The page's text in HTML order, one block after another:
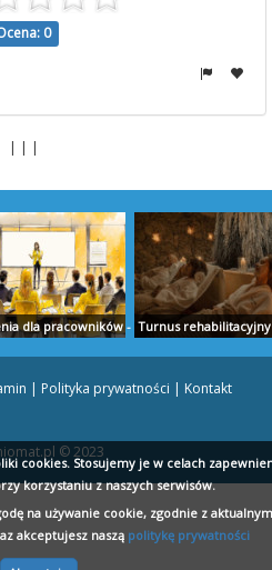
0
| | |
dla pracowników - umio.to
Turnus
dla dzieci Kołobrzeg i okolice -
| Polityka prywatności | Kontakt
© 2023
cookies. Stosujemy je w celach
korzystaniu z naszych serwisów.
na używanie cookie, zgodnie z
akceptujesz naszą politykę prywatności